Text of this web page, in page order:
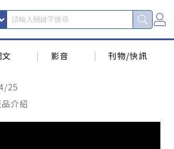
文 影音 刊物/快訊
25
介紹